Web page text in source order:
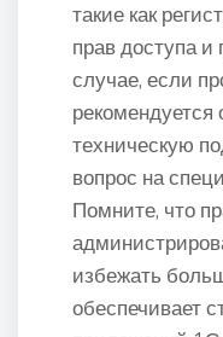
такие как
прав доступа и
случае, если
рекомендуется
техническую
вопрос на
Помните, что
избежать
обеспечивает